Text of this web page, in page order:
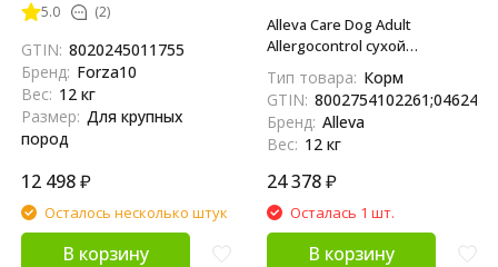
пород c рыбой - 12 кг
5.0 (2)
GTIN: 8020245011755
Бренд: Forza10
Вес: 12 кг
Размер: Для крупных
пород
12 498₽
Осталось несколько штук
В корзину
Alleva Care Dog Adult
Allergocontrol сухой
взрослых собак при
пищевой аллергии - 12 кг
Тип товара: Корм
GTIN:
Бренд: Alleva
Вес: 12 кг
24 378₽
Осталась 1 шт.
В корзину